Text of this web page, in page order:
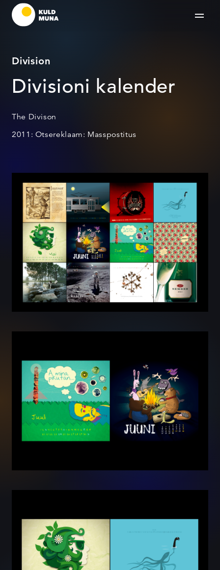
Division
Divisioni kalender
The Divison
2011: Otsereklaam: Masspostitus